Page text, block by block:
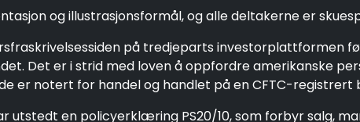
og illustrasjonsformål, og alle deltakerne er
på tredjeparts investorplattformen
Det er i strid med loven å oppfordre amerikanske
er notert for handel og handlet på en CFTC-
utstedt en policyerklæring PS20/10, som forbyr salg,